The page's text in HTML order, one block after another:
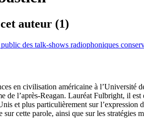
auteur (1)
des talk-shows radiophoniques
en civilisation américaine à l’Université
de l’après-Reagan. Lauréat Fulbright, il
et plus particulièrement sur l’expression
cette parole, ainsi que sur les stratégies